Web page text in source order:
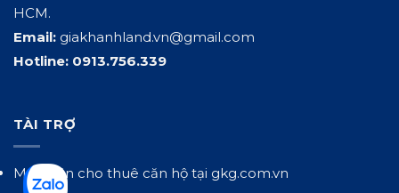
HCM.
Email: giakhanhland.vn@gmail.com
Hotline: 0913.756.339
TÀI TRỢ
Mua bán cho thuê căn hộ tại gkg.com.vn